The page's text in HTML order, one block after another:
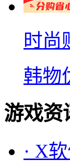
时尚
韩物
游戏资
· X